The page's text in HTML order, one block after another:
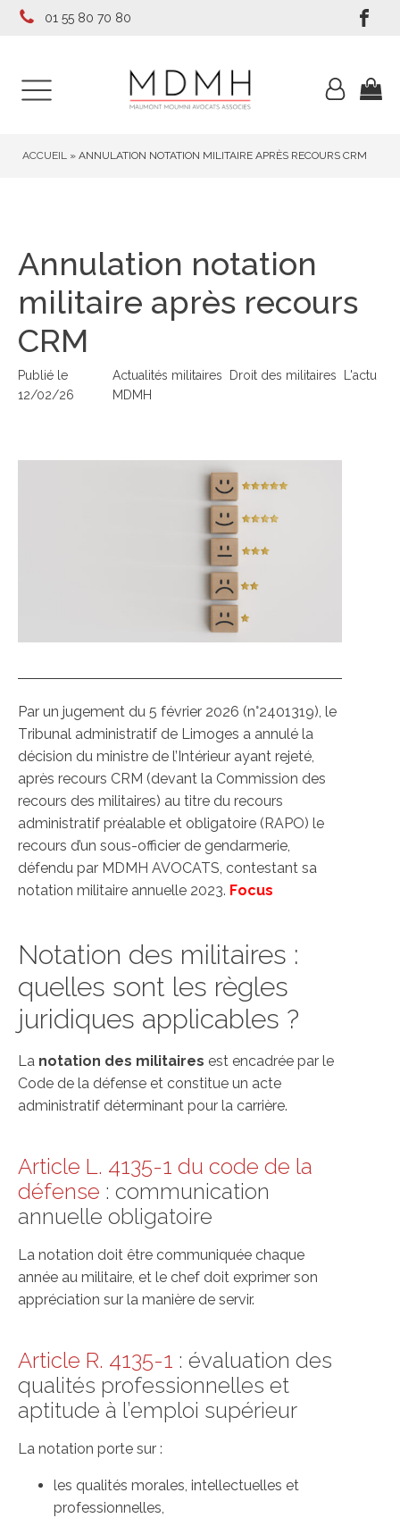
01 55 80 70 80
ACCUEIL » ANNULATION NOTATION MILITAIRE APRÈS RECOURS CRM
Annulation notation
militaire après recours
CRM
Publié le
12/02/26
Actualités militaires Droit des militaires
L'actu
MDMH
Par un jugement du 5 février 2026 (n°2401319), le
Tribunal administratif de Limoges a annulé la
décision du ministre de l’Intérieur ayant rejeté,
après recours CRM (devant la Commission des
recours des militaires) au titre du recours
administratif préalable et obligatoire (RAPO) le
recours d’un sous-officier de gendarmerie,
défendu par MDMH AVOCATS, contestant sa
notation militaire annuelle 2023. Focus
Notation des militaires :
quelles sont les règles
juridiques applicables ?
La notation des militaires est encadrée par le
Code de la défense et constitue un acte
administratif déterminant pour la carrière.
Article L. 4135-1 du code de la
défense : communication
annuelle obligatoire
La notation doit être communiquée chaque
année au militaire, et le chef doit exprimer son
appréciation sur la manière de servir.
Article R. 4135-1 : évaluation des
qualités professionnelles et
aptitude à l’emploi supérieur
La notation porte sur :
les qualités morales, intellectuelles et
professionnelles,